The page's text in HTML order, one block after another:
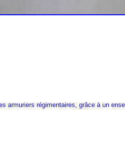
armuriers régimentaires, grâce à un